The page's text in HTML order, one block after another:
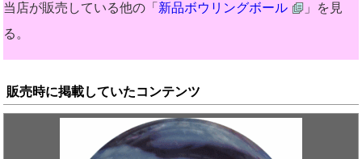
当店が販売している他の「 新品ボウリングボール
」を見
る。
販売時に掲載していたコンテンツ